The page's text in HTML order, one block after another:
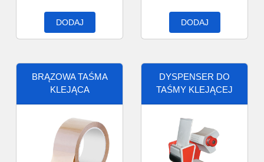
DODAJ DODAJ
BRĄZOWA TAŚMA
KLEJĄCA
DYSPENSER DO
TAŚMY KLEJĄCEJ